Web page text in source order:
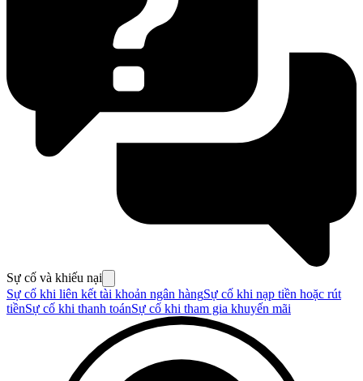
Sự cố và khiếu nại
Sự cố khi liên kết tài khoản ngân hàngSự cố khi nạp tiền hoặc rút
tiềnSự cố khi thanh toánSự cố khi tham gia khuyến mãi